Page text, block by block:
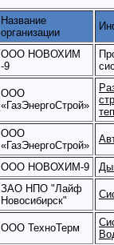
Название
организации
ООО НОВОХИМ
-9
ООО
«ГазЭнергоСтрой»
ООО
«ГазЭнергоСтрой»
ООО НОВОХИМ-9
ЗАО НПО "Лайф
Новосибирск"
ООО ТехноТерм